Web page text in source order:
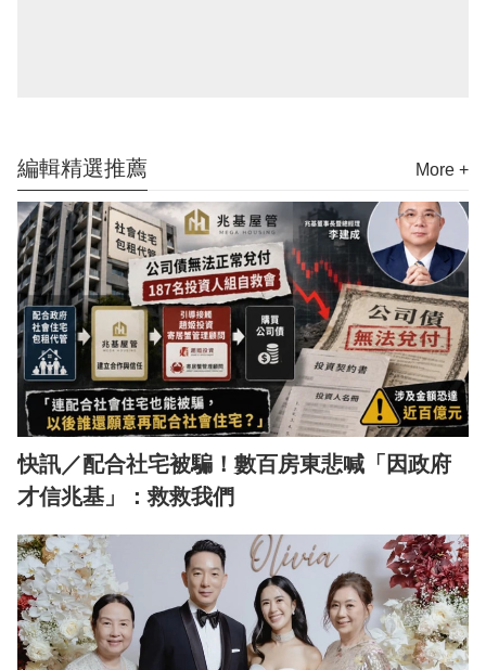
編輯精選推薦 More +
快訊／配合社宅被騙！數百房東悲喊「因政府
才信兆基」：救救我們